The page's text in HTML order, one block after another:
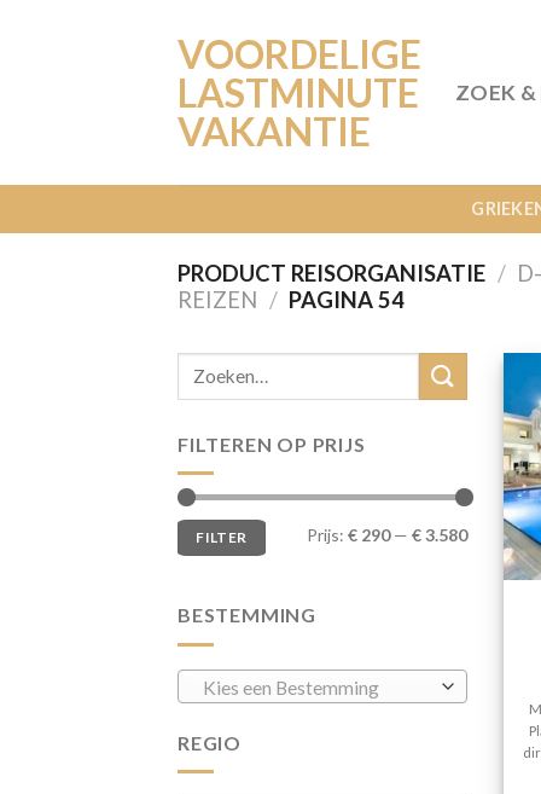
VOORDELIGE
LASTMINUTE
VAKANTIE
ZOEK &
PRODUCT REISORGANISATIE / D-
REIZEN / PAGINA 54
FILTEREN OP PRIJS
Min.
prijs
Max.
prijsFILTER Prijs: € 290— € 3.580
BESTEMMING
Kies een Bestemming
REGIO